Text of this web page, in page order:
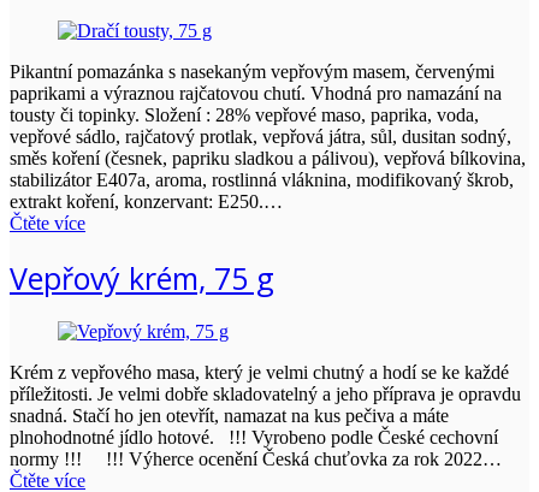
Pikantní pomazánka s nasekaným vepřovým masem, červenými
paprikami a výraznou rajčatovou chutí. Vhodná pro namazání na
tousty či topinky. Složení : 28% vepřové maso, paprika, voda,
vepřové sádlo, rajčatový protlak, vepřová játra, sůl, dusitan sodný,
směs koření (česnek, papriku sladkou a pálivou), vepřová bílkovina,
stabilizátor E407a, aroma, rostlinná vláknina, modifikovaný škrob,
extrakt koření, konzervant: E250.…
Čtěte více
Vepřový krém, 75 g
Krém z vepřového masa, který je velmi chutný a hodí se ke každé
příležitosti. Je velmi dobře skladovatelný a jeho příprava je opravdu
snadná. Stačí ho jen otevřít, namazat na kus pečiva a máte
plnohodnotné jídlo hotové. !!! Vyrobeno podle České cechovní
normy !!! !!! Výherce ocenění Česká chuťovka za rok 2022…
Čtěte více